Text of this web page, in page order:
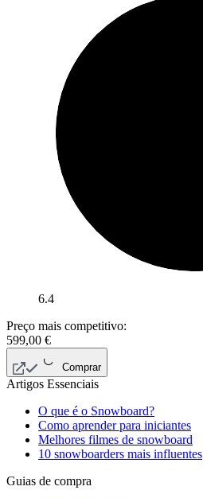
6.4
Preço mais competitivo:
599,00 €
Comprar
Artigos Essenciais
O que é o Snowboard?
Como aprender para iniciantes
Melhores filmes de snowboard
10 snowboarders mais influentes
Guias de compra